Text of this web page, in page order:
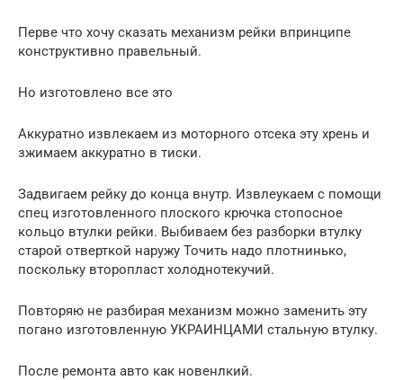
Перве что хочу сказать механизм рейки впринципе
конструктивно правельный.
Но изготовлено все это
Аккуратно извлекаем из моторного отсека эту хрень и
зжимаем аккуратно в тиски.
Задвигаем рейку до конца внутр. Извлеукаем с помощи
спец изготовленного плоского крючка стопосное
кольцо втулки рейки. Выбиваем без разборки втулку
старой отверткой наружу Точить надо плотнинько,
поскольку второпласт холоднотекучий.
Повторяю не разбирая механизм можно заменить эту
погано изготовленную УКРАИНЦАМИ стальную втулку.
После ремонта авто как новенлкий.